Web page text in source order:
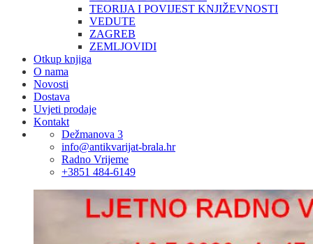
TEORIJA I POVIJEST KNJIŽEVNOSTI
VEDUTE
ZAGREB
ZEMLJOVIDI
Otkup knjiga
O nama
Novosti
Dostava
Uvjeti prodaje
Kontakt
Dežmanova 3
info@antikvarijat-brala.hr
Radno Vrijeme
+3851 484-6149